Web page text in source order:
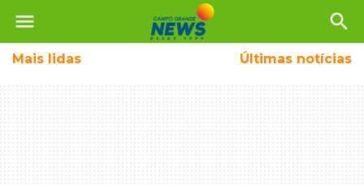
menu search
Mais lidas Últimas notícias